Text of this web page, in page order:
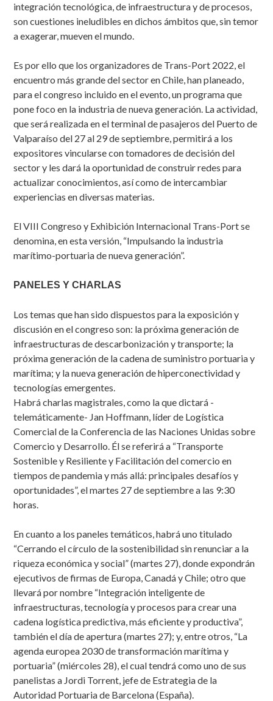
integración tecnológica, de infraestructura y de procesos,
son cuestiones ineludibles en dichos ámbitos que, sin temor
a exagerar, mueven el mundo.
Es por ello que los organizadores de Trans-Port 2022, el
encuentro más grande del sector en Chile, han planeado,
para el congreso incluido en el evento, un programa que
pone foco en la industria de nueva generación. La actividad,
que será realizada en el terminal de pasajeros del Puerto de
Valparaíso del 27 al 29 de septiembre, permitirá a los
expositores vincularse con tomadores de decisión del
sector y les dará la oportunidad de construir redes para
actualizar conocimientos, así como de intercambiar
experiencias en diversas materias.
El VIII Congreso y Exhibición Internacional Trans-Port se
denomina, en esta versión, “Impulsando la industria
marítimo-portuaria de nueva generación”.
PANELES Y CHARLAS
Los temas que han sido dispuestos para la exposición y
discusión en el congreso son: la próxima generación de
infraestructuras de descarbonización y transporte; la
próxima generación de la cadena de suministro portuaria y
marítima; y la nueva generación de hiperconectividad y
tecnologías emergentes.
Habrá charlas magistrales, como la que dictará -
telemáticamente- Jan Hoffmann, líder de Logística
Comercial de la Conferencia de las Naciones Unidas sobre
Comercio y Desarrollo. Él se referirá a “Transporte
Sostenible y Resiliente y Facilitación del comercio en
tiempos de pandemia y más allá: principales desafíos y
oportunidades”, el martes 27 de septiembre a las 9:30
horas.
En cuanto a los paneles temáticos, habrá uno titulado
“Cerrando el círculo de la sostenibilidad sin renunciar a la
riqueza económica y social” (martes 27), donde expondrán
ejecutivos de firmas de Europa, Canadá y Chile; otro que
llevará por nombre “Integración inteligente de
infraestructuras, tecnología y procesos para crear una
cadena logística predictiva, más eficiente y productiva”,
también el día de apertura (martes 27); y, entre otros, “La
agenda europea 2030 de transformación marítima y
portuaria” (miércoles 28), el cual tendrá como uno de sus
panelistas a Jordi Torrent, jefe de Estrategia de la
Autoridad Portuaria de Barcelona (España).